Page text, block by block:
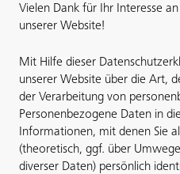
Vielen Dank für Ihr Interesse
unserer Website!
Mit Hilfe dieser
unserer Website über die Art,
der Verarbeitung von
Personenbezogene Daten in
Informationen, mit denen Sie
(theoretisch, ggf. über
diverser Daten) persönlich